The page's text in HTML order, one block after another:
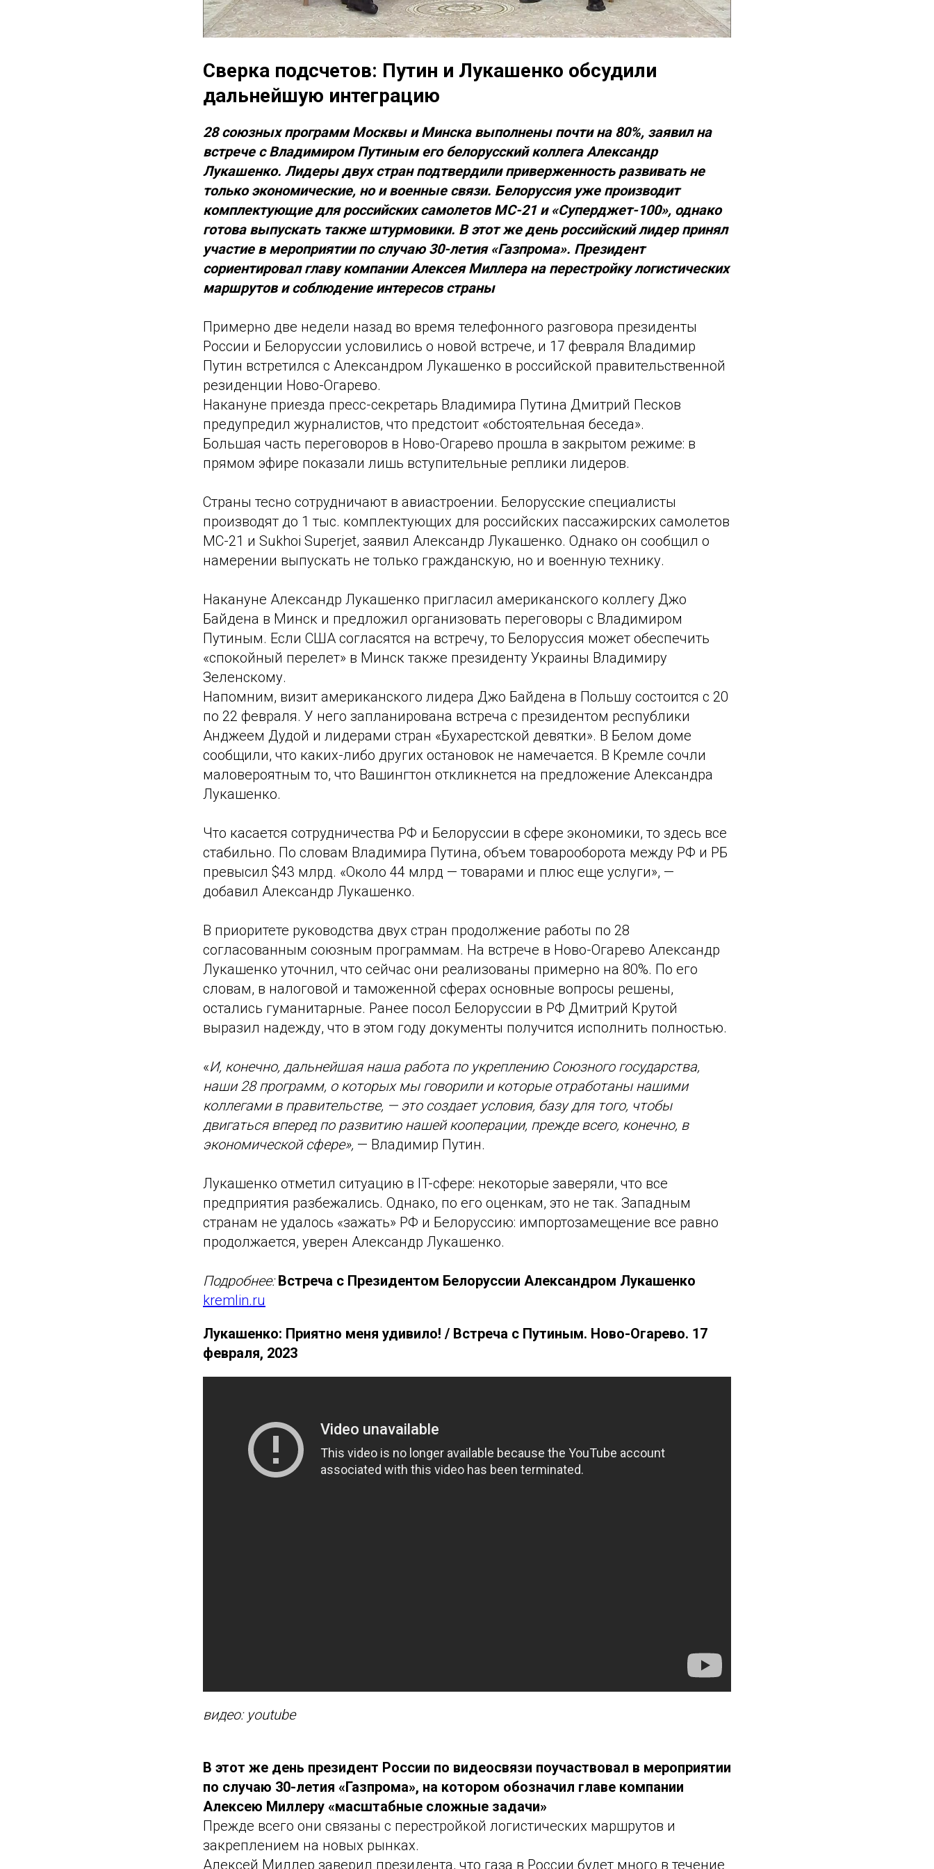
Сверка подсчетов: Путин и Лукашенко обсудили
дальнейшую интеграцию
28 союзных программ Москвы и Минска выполнены почти на 80%, заявил на
встрече с Владимиром Путиным его белорусский коллега Александр
Лукашенко. Лидеры двух стран подтвердили приверженность развивать не
только экономические, но и военные связи. Белоруссия уже производит
комплектующие для российских самолетов МС-21 и «Суперджет-100», однако
готова выпускать также штурмовики. В этот же день российский лидер принял
участие в мероприятии по случаю 30-летия «Газпрома». Президент
сориентировал главу компании Алексея Миллера на перестройку логистических
маршрутов и соблюдение интересов страны
Примерно две недели назад во время телефонного разговора президенты
России и Белоруссии условились о новой встрече, и 17 февраля Владимир
Путин встретился с Александром Лукашенко в российской правительственной
резиденции Ново-Огарево.
Накануне приезда пресс-секретарь Владимира Путина Дмитрий Песков
предупредил журналистов, что предстоит «обстоятельная беседа».
Большая часть переговоров в Ново-Огарево прошла в закрытом режиме: в
прямом эфире показали лишь вступительные реплики лидеров.
Страны тесно сотрудничают в авиастроении. Белорусские специалисты
производят до 1 тыс. комплектующих для российских пассажирских самолетов
МС-21 и Sukhoi Superjet, заявил Александр Лукашенко. Однако он сообщил о
намерении выпускать не только гражданскую, но и военную технику.
Накануне Александр Лукашенко пригласил американского коллегу Джо
Байдена в Минск и предложил организовать переговоры с Владимиром
Путиным. Если США согласятся на встречу, то Белоруссия может обеспечить
«спокойный перелет» в Минск также президенту Украины Владимиру
Зеленскому.
Напомним, визит американского лидера Джо Байдена в Польшу состоится с 20
по 22 февраля. У него запланирована встреча с президентом республики
Анджеем Дудой и лидерами стран «Бухарестской девятки». В Белом доме
сообщили, что каких-либо других остановок не намечается. В Кремле сочли
маловероятным то, что Вашингтон откликнется на предложение Александра
Лукашенко.
Что касается сотрудничества РФ и Белоруссии в сфере экономики, то здесь все
стабильно. По словам Владимира Путина, объем товарооборота между РФ и РБ
превысил $43 млрд. «Около 44 млрд — товарами и плюс еще услуги», —
добавил Александр Лукашенко.
В приоритете руководства двух стран продолжение работы по 28
согласованным союзным программам. На встрече в Ново-Огарево Александр
Лукашенко уточнил, что сейчас они реализованы примерно на 80%. По его
словам, в налоговой и таможенной сферах основные вопросы решены,
остались гуманитарные. Ранее посол Белоруссии в РФ Дмитрий Крутой
выразил надежду, что в этом году документы получится исполнить полностью.
«И, конечно, дальнейшая наша работа по укреплению Союзного государства,
наши 28 программ, о которых мы говорили и которые отработаны нашими
коллегами в правительстве, — это создает условия, базу для того, чтобы
двигаться вперед по развитию нашей кооперации, прежде всего, конечно, в
экономической сфере», — Владимир Путин.
Лукашенко отметил ситуацию в IT-сфере: некоторые заверяли, что все
предприятия разбежались. Однако, по его оценкам, это не так. Западным
странам не удалось «зажать» РФ и Белоруссию: импортозамещение все равно
продолжается, уверен Александр Лукашенко.
Подробнее:Встреча с Президентом Белоруссии Александром Лукашенко
kremlin.ru
Лукашенко: Приятно меня удивило! / Встреча с Путиным. Ново-Огарево. 17
февраля, 2023
видео: youtube
В этот же день президент России по видеосвязи поучаствовал в мероприятии
по случаю 30-летия «Газпрома», на котором обозначил главе компании
Алексею Миллеру «масштабные сложные задачи»
Прежде всего они связаны с перестройкой логистических маршрутов и
закреплением на новых рынках.
Алексей Миллер заверил президента, что газа в России будет много в течение